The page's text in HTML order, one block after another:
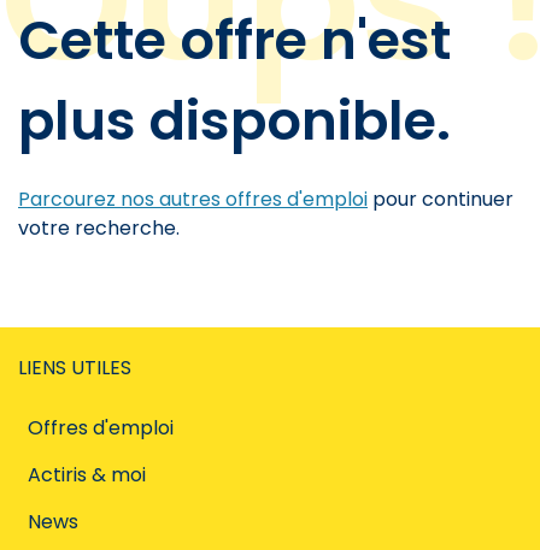
Cette offre n'est
plus disponible.
Parcourez nos autres offres d'emploi pour continuer
votre recherche.
LIENS UTILES
Offres d'emploi
Actiris & moi
News